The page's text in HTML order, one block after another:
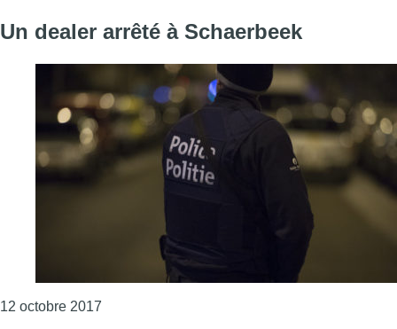
Un dealer arrêté à Schaerbeek
12 octobre 2017